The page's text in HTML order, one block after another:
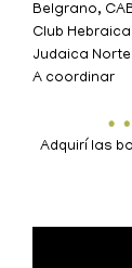
Belgrano,
Club
Judaica
A coordinar
Adquirí las